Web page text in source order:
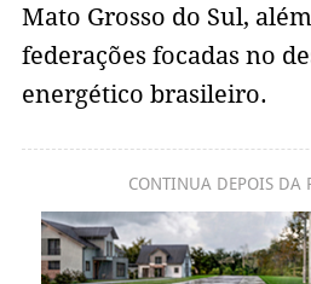
Mato Grosso do Sul,
federações focadas no
energético brasileiro.
CONTINUA DEPOIS DA